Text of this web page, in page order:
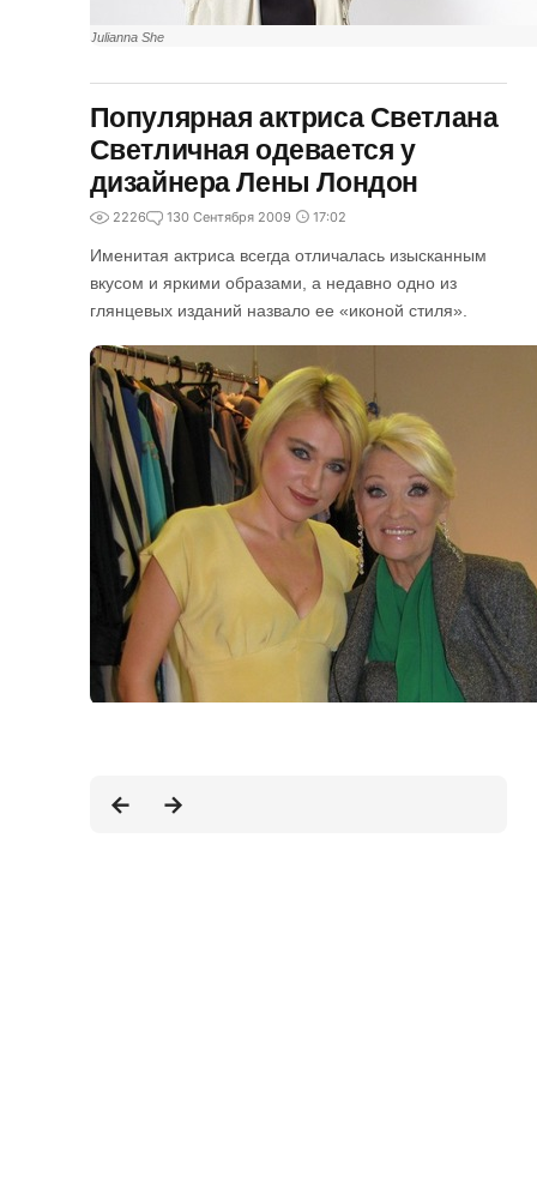
Julianna She
Популярная актриса Светлана
Светличная одевается у
дизайнера Лены Лондон
2226 130 Сентября 2009 17:02
Именитая актриса всегда отличалась изысканным
вкусом и яркими образами, а недавно одно из
глянцевых изданий назвало ее «иконой стиля».